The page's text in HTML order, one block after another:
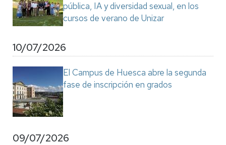
pública, IA y diversidad sexual, en los
cursos de verano de Unizar
10/07/2026
El Campus de Huesca abre la segunda
fase de inscripción en grados
09/07/2026